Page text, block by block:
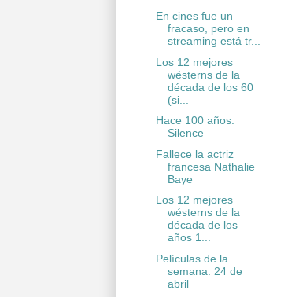
En cines fue un
fracaso, pero en
streaming está tr...
Los 12 mejores
wésterns de la
década de los 60
(si...
Hace 100 años:
Silence
Fallece la actriz
francesa Nathalie
Baye
Los 12 mejores
wésterns de la
década de los
años 1...
Películas de la
semana: 24 de
abril